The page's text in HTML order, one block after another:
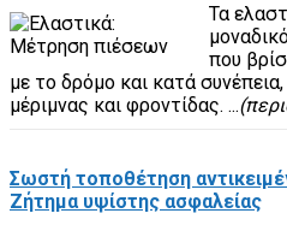
Τα
που
με το δρόμο και κατά συνέπεια,
μέριμνας και φροντίδας. ...
Σωστή τοποθέτηση
Ζήτημα υψίστης ασφαλείας